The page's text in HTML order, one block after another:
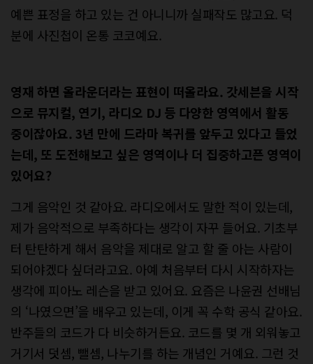
예쁜 표정을 하고 있는 건 아니니까 실패작도 많고요. 덕
분에 사진첩이 온통 코코예요.
영재 하면 올라운더라는 표현이 떠올라요. 갓세븐을 시작
으로 뮤지컬, 연기, 라디오 DJ 등 다양한 영역에서 활동
중이잖아요. 3년 만에 드라마 복귀를 앞두고 있다고 들었
는데, 또 도전해보고 싶은 영역이나 더 집중하고픈 영역이
있어요?
그게 음악인 것 같아요. 라디오에서도 말한 적이 있는데,
제가 음악적으로 부족하다는 생각이 자꾸 들어요. 기초부
터 탄탄하게 해서 음악을 제대로 알고 할 줄 아는 사람이
되어야겠다 싶더라고요. 아예 처음부터 다시 시작하자는
생각에 피아노 레슨을 받고 있어요. 요즘은 나윤권 선배님
의 ‘나였으면’을 배우고 있는데, 이게 꼭 수학 공식 같아요.
반주들의 코드가 다 비슷하거든요. 코드를 몇 개 외워놓고
거기서 덧셈, 뺄셈, 나누기를 하는 개념인 거예요. 그런 것